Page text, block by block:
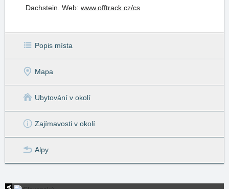
Dachstein. Web: www.offtrack.cz/cs
Popis místa
Mapa
Ubytování v okolí
Zajímavosti v okolí
Alpy